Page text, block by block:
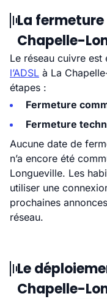
La fermeture
Chapelle-
Le réseau cuivre
l’ADSL à La
étapes :
Fermeture
Fermeture
Aucune date de
n’a encore été
Longueville. Les
utiliser une
prochaines
réseau.
Le
Chapelle-